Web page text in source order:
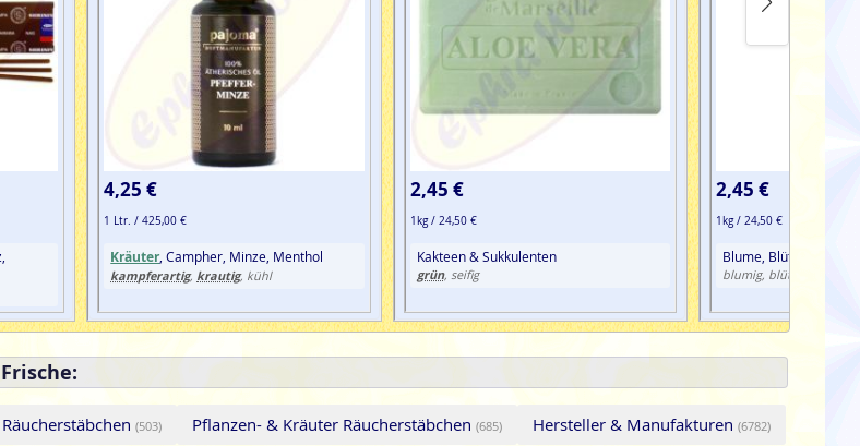
4,25 €
1 Ltr. / 425,00 €
Kräuter, Campher, Minze, Menthol
kampferartig, krautig, kühl
2,45 €
1kg / 24,50 €
Kakteen & Sukkulenten
grün, seifig
2,45 €
1kg / 24,50 €
Blume, Blüte, Verbene
blumig, blütenblättrig,
(503) Pflanzen- & Kräuter Räucherstäbchen (685) Hersteller & Manufakturen (6782)